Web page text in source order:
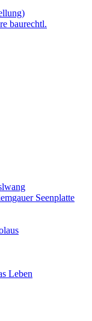
baurechtl.
Seenplatte
Leben